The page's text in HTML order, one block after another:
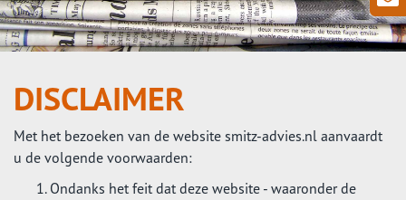
DISCLAIMER
Met het bezoeken van de website smitz-advies.nl aanvaardt
u de volgende voorwaarden:
Ondanks het feit dat deze website - waaronder de